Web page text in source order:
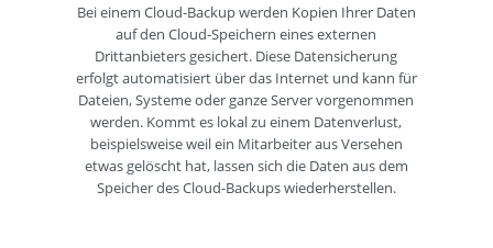
Bei einem Cloud-Backup werden Kopien Ihrer Daten
auf den Cloud-Speichern eines externen
Drittanbieters gesichert. Diese Datensicherung
erfolgt automatisiert über das Internet und kann für
Dateien, Systeme oder ganze Server vorgenommen
werden. Kommt es lokal zu einem Datenverlust,
beispielsweise weil ein Mitarbeiter aus Versehen
etwas gelöscht hat, lassen sich die Daten aus dem
Speicher des Cloud-Backups wiederherstellen.